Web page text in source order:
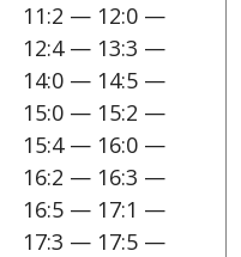
11:2 — 12:0 —
12:4 — 13:3 —
14:0 — 14:5 —
15:0 — 15:2 —
15:4 — 16:0 —
16:2 — 16:3 —
16:5 — 17:1 —
17:3 — 17:5 —